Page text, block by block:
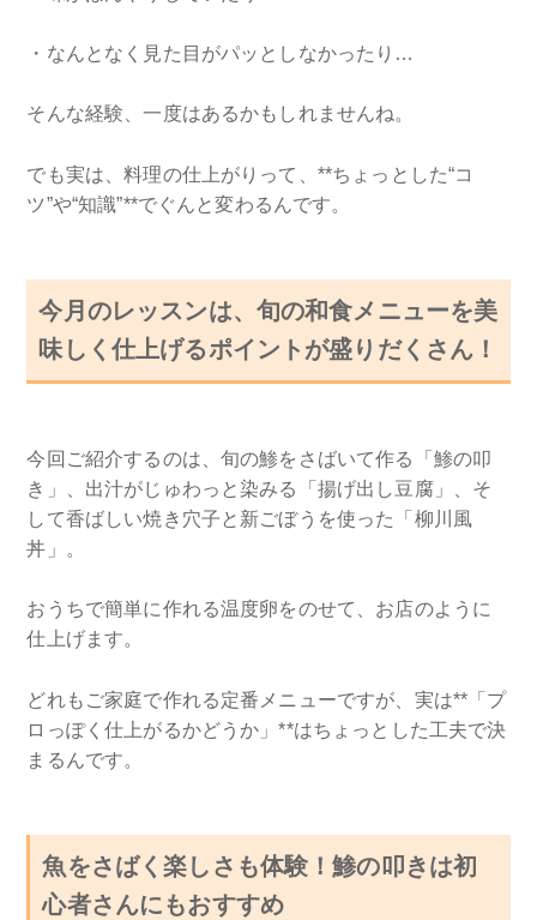
・なんとなく見た目がパッとしなかったり…
そんな経験、一度はあるかもしれませんね。
でも実は、料理の仕上がりって、**ちょっとした“コ
ツ”や“知識”**でぐんと変わるんです。
今月のレッスンは、旬の和食メニューを美
味しく仕上げるポイントが盛りだくさん！
今回ご紹介するのは、旬の鯵をさばいて作る「鯵の叩
き」、出汁がじゅわっと染みる「揚げ出し豆腐」、そ
して香ばしい焼き穴子と新ごぼうを使った「柳川風
丼」。
おうちで簡単に作れる温度卵をのせて、お店のように
仕上げます。
どれもご家庭で作れる定番メニューですが、実は**「プ
ロっぽく仕上がるかどうか」**はちょっとした工夫で決
まるんです。
魚をさばく楽しさも体験！鯵の叩きは初
心者さんにもおすすめ